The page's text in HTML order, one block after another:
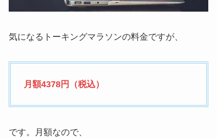
気になるトーキングマラソンの料金ですが、
月額4378円（税込）
です。月額なので、